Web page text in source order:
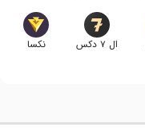
ال ۷ دکس نکسا